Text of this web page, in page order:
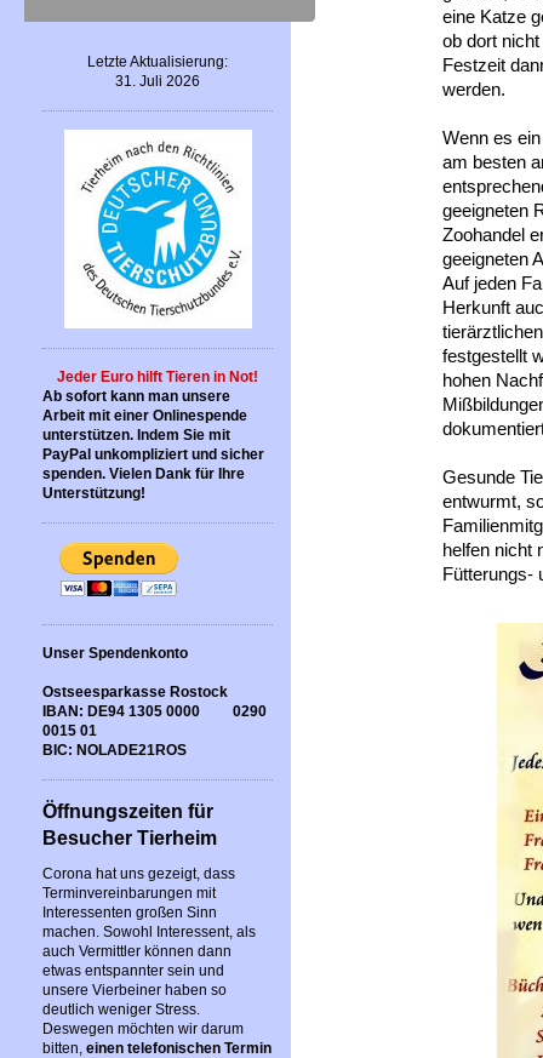
eine Katze
ob dort
Festzeit
werden.
Wenn es
am besten
geeigneten
Zoohandel
geeigneten
Auf jeden
Herkunft
festgestellt
hohen
Gesunde
entwurmt,
helfen nicht
Fütterungs-
Letzte Aktualisierung:
31. Juli 2026
Jeder Euro hilft Tieren in Not!
Ab sofort kann man unsere
Arbeit mit einer Onlinespende
unterstützen. Indem Sie mit
PayPal unkompliziert und sicher
spenden. Vielen Dank für Ihre
Unterstützung!
Unser Spendenkonto
Ostseesparkasse Rostock
IBAN: DE94 1305 0000 0290
0015 01
BIC: NOLADE21ROS
Öffnungszeiten für
Besucher Tierheim
Corona hat uns gezeigt, dass
Terminvereinbarungen mit
Interessenten großen Sinn
machen. Sowohl Interessent, als
auch Vermittler können dann
etwas entspannter sein und
unsere Vierbeiner haben so
deutlich weniger Stress.
Deswegen möchten wir darum
bitten, einen telefonischen Termin